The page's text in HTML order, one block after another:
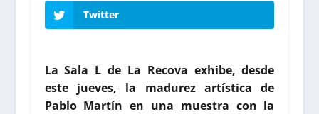
Twitter
La Sala L de La Recova exhibe, desde
este jueves, la madurez artística de
Pablo Martín en una muestra con la